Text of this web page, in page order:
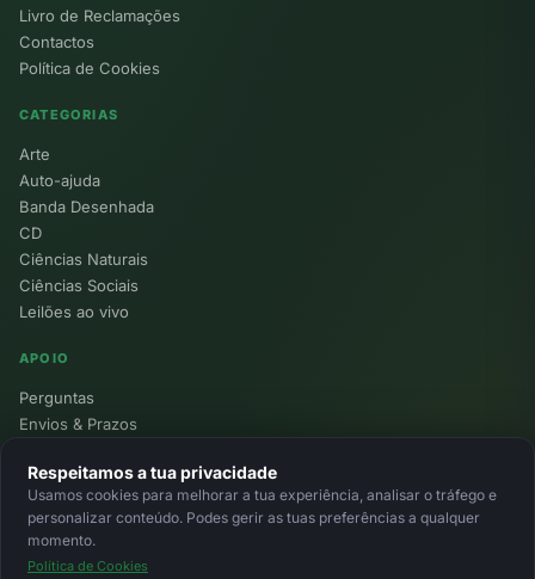
Livro de Reclamações
Contactos
Política de Cookies
CATEGORIAS
Arte
Auto-ajuda
Banda Desenhada
CD
Ciências Naturais
Ciências Sociais
Leilões ao vivo
APOIO
Perguntas
Envios & Prazos
Devoluções
Minha Conta
© 2026 Ecolivros. Todos os direitos reservados.
Respeitamos a tua privacidade
Usamos cookies para melhorar a tua experiência, analisar o tráfego e
personalizar conteúdo. Podes gerir as tuas preferências a qualquer
momento.
Política de Cookies